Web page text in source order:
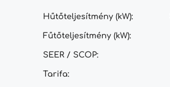
Hűtőteljesítmény (kW):
Fűtőteljesítmény (kW):
SEER / SCOP:
Tarifa: